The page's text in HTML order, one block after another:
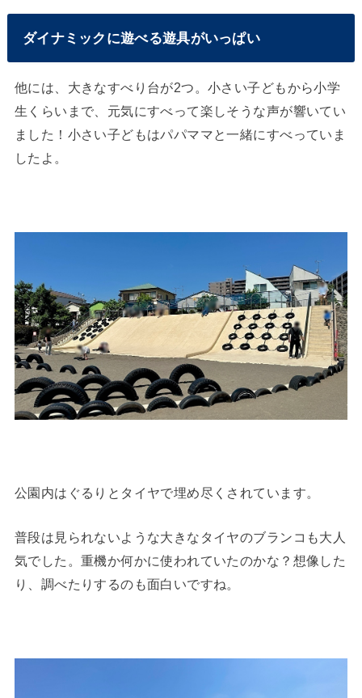
ダイナミックに遊べる遊具がいっぱい
他には、大きなすべり台が2つ。小さい子どもから小学
生くらいまで、元気にすべって楽しそうな声が響いてい
ました！小さい子どもはパパママと一緒にすべっていま
したよ。
公園内はぐるりとタイヤで埋め尽くされています。
普段は見られないような大きなタイヤのブランコも大人
気でした。重機か何かに使われていたのかな？想像した
り、調べたりするのも面白いですね。